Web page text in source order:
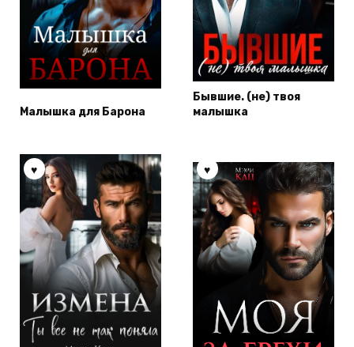
Малышка для Барона
Бывшие. (не) твоя
малышка